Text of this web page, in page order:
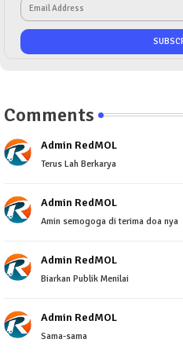
Comments
Admin RedMOL
Terus Lah Berkarya
Admin RedMOL
Amin semogoga di terima doa nya
Admin RedMOL
Biarkan Publik Menilai
Admin RedMOL
Sama-sama